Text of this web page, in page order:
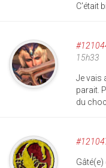
C'était
15h33
Je vais
parait.
du
Gâté(e)